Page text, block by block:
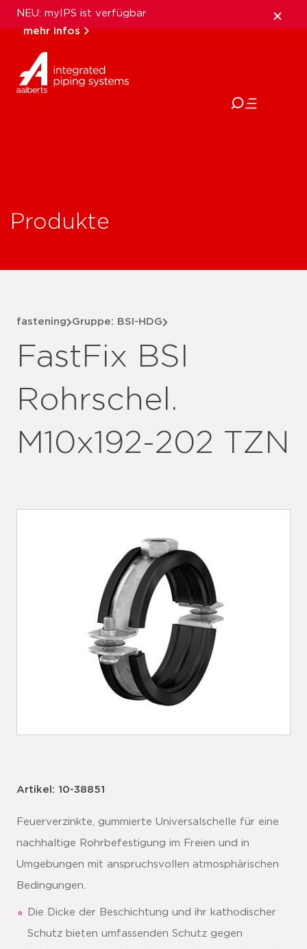
NEU: myIPS ist verfügbar
mehr Infos
Produkte
fastening Gruppe: BSI-HDG
FastFix BSI
Rohrschel.
M10x192-202 TZN
Artikel: 10-38851
Feuerverzinkte, gummierte Universalschelle für eine
nachhaltige Rohrbefestigung im Freien und in
Umgebungen mit anspruchsvollen atmosphärischen
Bedingungen.
Die Dicke der Beschichtung und ihr kathodischer
Schutz bieten umfassenden Schutz gegen